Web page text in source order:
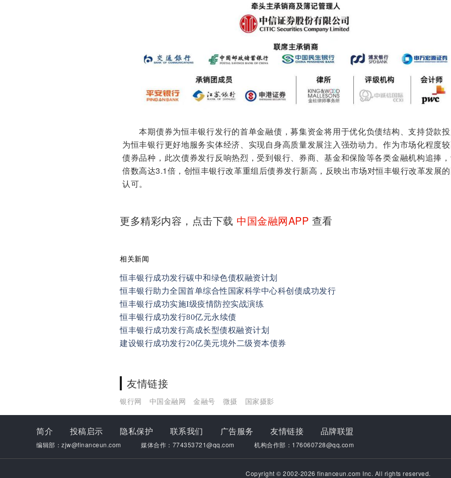
本期债券为恒丰银行发行的首单金融债，募集资金将用于优化负债结构、支持贷款投
为恒丰银行更好地服务实体经济、实现自身高质量发展注入强劲动力。作为市场化程度
债券品种，此次债券发行反响热烈，受到银行、券商、基金和保险等各类金融机构追捧
倍数高达3.1倍，创恒丰银行改革重组后债券发行新高，反映出市场对恒丰银行改革发展
认可。
更多精彩内容，点击下载 中国金融网APP 查看
相关新闻
恒丰银行成功发行碳中和绿色债权融资计划
恒丰银行助力全国首单综合性国家科学中心科创债成功发行
恒丰银行成功实施I级疫情防控实战演练
恒丰银行成功发行80亿元永续债
恒丰银行成功发行高成长型债权融资计划
建设银行成功发行20亿美元境外二级资本债券
友情链接
银行网 中国金融网 金融号 微摄 国家摄影
简介 投稿启示 隐私保护 联系我们 广告服务 友情链接 品牌联盟
编辑部：zjw@financeun.com 媒体合作：774353721@qq.com 机构合作部：176060728@qq.com
Copyright © 2002-2026 financeun.com Inc. All rights reserved.